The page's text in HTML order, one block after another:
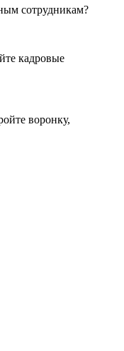
сотрудникам?
кадровые
воронку,